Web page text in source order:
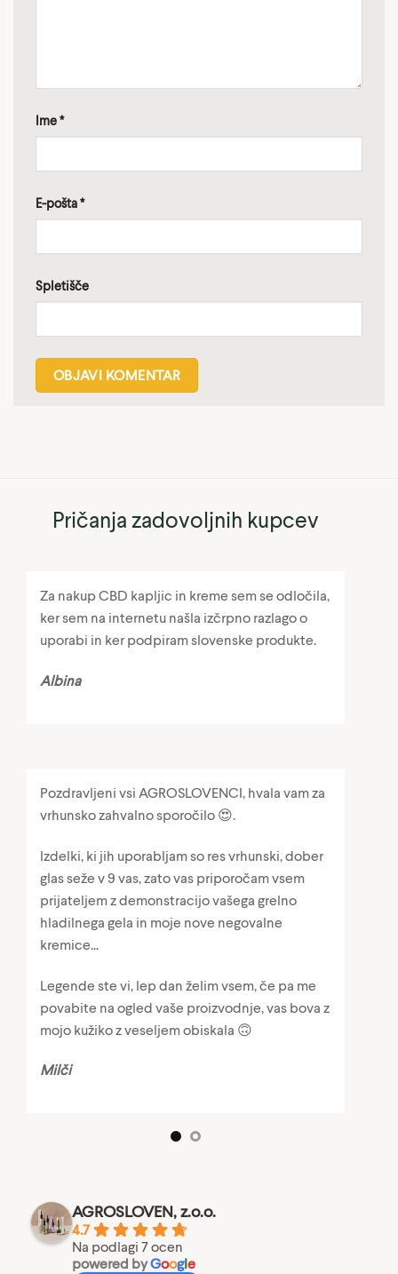
Ime*
E-pošta*
Spletišče
Pričanja zadovoljnih kupcev
Za nakup CBD kapljic in kreme sem se odločila,
ker sem na internetu našla izčrpno razlago o
uporabi in ker podpiram slovenske produkte.
Albina
Pozdravljeni vsi AGROSLOVENCI, hvala vam za
vrhunsko zahvalno sporočilo 😍.
Izdelki, ki jih uporabljam so res vrhunski, dober
glas seže v 9 vas, zato vas priporočam vsem
prijateljem z demonstracijo vašega grelno
hladilnega gela in moje nove negovalne
kremice...
Legende ste vi, lep dan želim vsem, če pa me
povabite na ogled vaše proizvodnje, vas bova z
mojo kužiko z veseljem obiskala 🙃
Milči
AGROSLOVEN, z.o.o.
4.7
Na podlagi 7 ocen
powered byGoogle